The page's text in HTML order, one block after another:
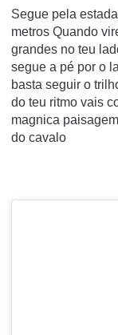
Segue pela
metros Quando
grandes no teu
segue a pé por o
basta seguir o
do teu ritmo vais
magnica
do cavalo